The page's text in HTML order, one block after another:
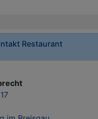
Restaurant